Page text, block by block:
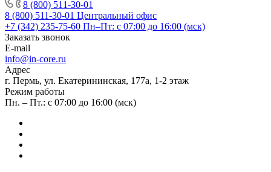
8 (800) 511-30-01
8 (800) 511-30-01 Центральный офис
+7 (342) 235-75-60 Пн–Пт: с 07:00 до 16:00 (мск)
Заказать звонок
E-mail
info@in-core.ru
Адрес
г. Пермь, ул. ​Екатерининская, 177а, ​1-2 этаж
Режим работы
Пн. – Пт.: с 07:00 до 16:00 (мск)